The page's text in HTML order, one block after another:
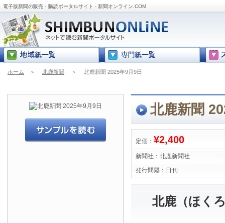
電子版新聞の販売・購読ポータルサイト - 新聞オンライン.COM
ホーム ＞ 北鹿新聞 ＞ 北鹿新聞 2025年9月9日
北鹿新聞
定価： ¥2,400
新聞社： 北鹿新聞社
発行間隔： 日刊
北鹿（ほく